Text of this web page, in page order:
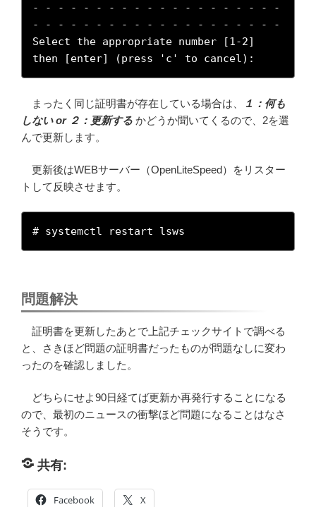
- - - - - - - - - - - - - - - - - - - -
- - - - - - - - - - - - - - - - - - - -
Select the appropriate number [1-2]
then [enter] (press 'c' to cancel):
まったく同じ証明書が存在している場合は、
１：何も
しない or ２：更新する かどうか聞いてくるので、2を選
んで更新します。
更新後はWEBサーバー（OpenLiteSpeed）をリスター
トして反映させます。
# systemctl restart lsws
問題解決
証明書を更新したあとで上記チェックサイトで調べる
と、さきほど問題の証明書だったものが問題なしに変わ
ったのを確認しました。
どちらにせよ90日経てば更新か再発行することになる
ので、最初のニュースの衝撃ほど問題になることはなさ
そうです。
共有:
Facebook X